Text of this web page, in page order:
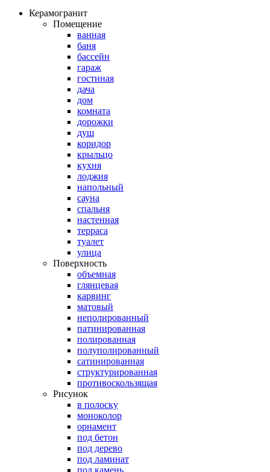
Керамогранит
Помещение
ванная
баня
бассейн
гараж
гостиная
дача
дом
комната
дорожки
душ
коридор
крыльцо
кухня
лоджия
напольный
сауна
спальня
настенная
терраса
туалет
улица
Поверхность
объемная
глянцевая
карвинг
матовый
неполированный
патинированная
полированная
полуполированный
сатинированная
структурированная
противоскользящая
Рисунок
в полоску
моноколор
орнамент
под бетон
под дерево
под ламинат
под камень